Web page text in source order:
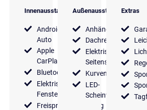
Innenausstattung
Android
Auto
Apple
CarPlay
Bluetooth
Elektrische
Fensterheber
Freisprecheinrichtung
Außenausstattung
Anhängerkupplung
Dachreling
Elektrische
Seitenspiegel
Kurvenlicht
LED-
Scheinwerfer
Extras